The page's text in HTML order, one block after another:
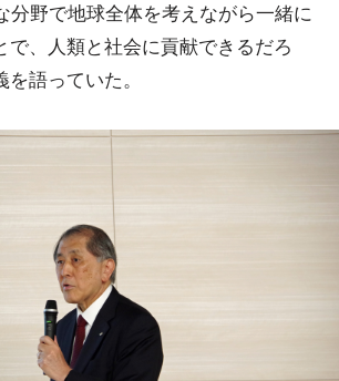
分野で地球全体を考えながら一緒に
で、人類と社会に貢献できるだろ
語っていた。